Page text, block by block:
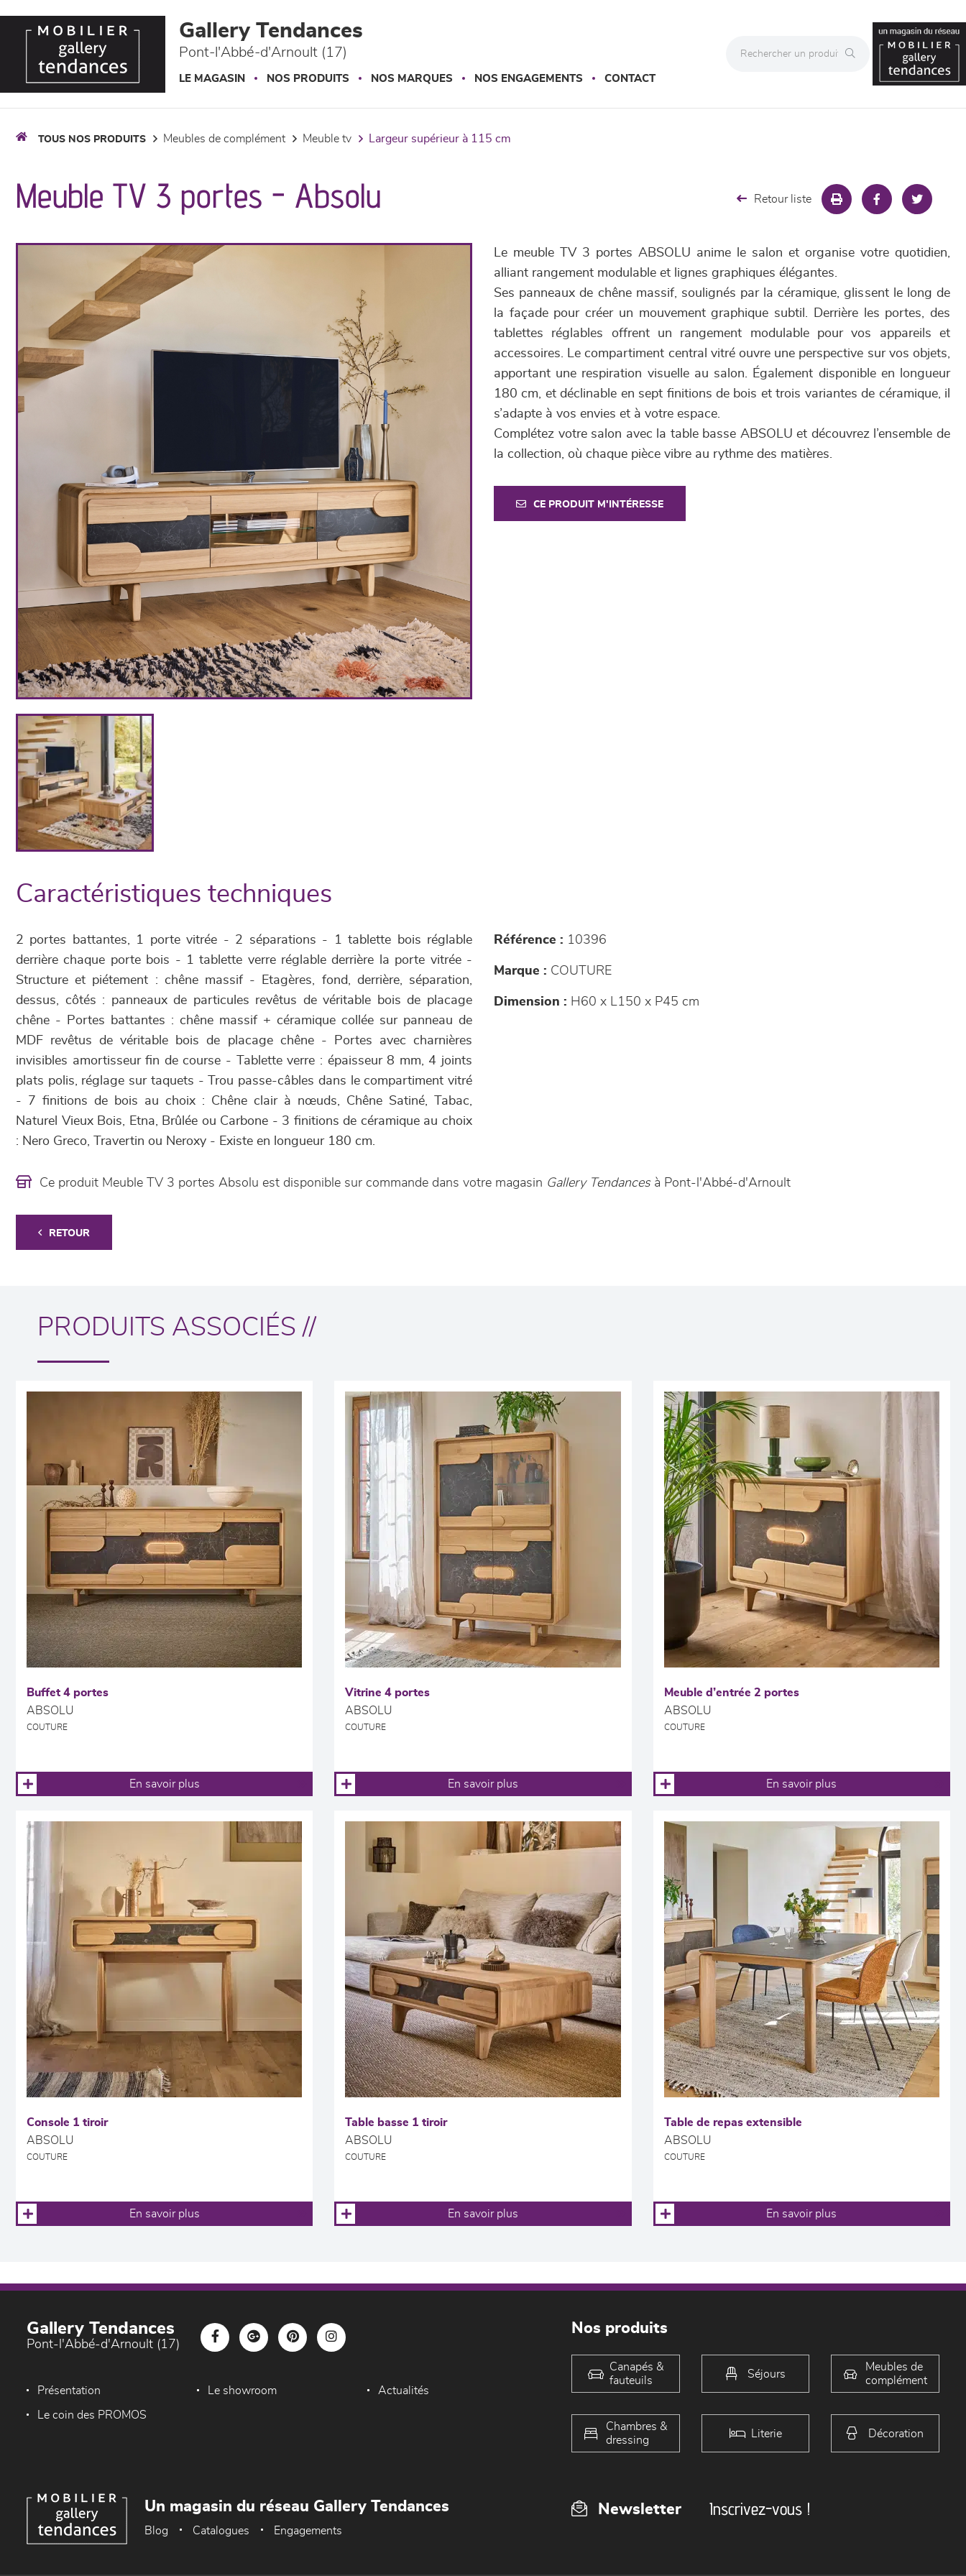
Gallery Tendances
Pont-l'Abbé-d'Arnoult (17)
LE MAGASIN NOS PRODUITS NOS MARQUES NOS ENGAGEMENTS CONTACT
TOUS NOS PRODUITS meubles de complément meuble tv largeur supérieur à 115 cm
Meuble TV 3 portes - Absolu Retour liste
Le meuble TV 3 portes ABSOLU anime le salon et organise votre quotidien,
alliant rangement modulable et lignes graphiques élégantes.
Ses panneaux de chêne massif, soulignés par la céramique, glissent le long de
la façade pour créer un mouvement graphique subtil. Derrière les portes, des
tablettes réglables offrent un rangement modulable pour vos appareils et
accessoires. Le compartiment central vitré ouvre une perspective sur vos objets,
apportant une respiration visuelle au salon. Également disponible en longueur
180 cm, et déclinable en sept finitions de bois et trois variantes de céramique, il
s’adapte à vos envies et à votre espace.
Complétez votre salon avec la table basse ABSOLU et découvrez l’ensemble de
la collection, où chaque pièce vibre au rythme des matières.
CE PRODUIT M'INTÉRESSE
Caractéristiques techniques
2 portes battantes, 1 porte vitrée - 2 séparations - 1 tablette bois réglable
derrière chaque porte bois - 1 tablette verre réglable derrière la porte vitrée -
Structure et piétement : chêne massif - Etagères, fond, derrière, séparation,
dessus, côtés : panneaux de particules revêtus de véritable bois de placage
chêne - Portes battantes : chêne massif + céramique collée sur panneau de
MDF revêtus de véritable bois de placage chêne - Portes avec charnières
invisibles amortisseur fin de course - Tablette verre : épaisseur 8 mm, 4 joints
plats polis, réglage sur taquets - Trou passe-câbles dans le compartiment vitré
- 7 finitions de bois au choix : Chêne clair à nœuds, Chêne Satiné, Tabac,
Naturel Vieux Bois, Etna, Brûlée ou Carbone - 3 finitions de céramique au choix
: Nero Greco, Travertin ou Neroxy - Existe en longueur 180 cm.
Référence : 10396
Marque : COUTURE
Dimension : H60 x L150 x P45 cm
Ce produit Meuble TV 3 portes Absolu est disponible sur commande dans votre magasin Gallery Tendancesà Pont-l'Abbé-d'Arnoult
RETOUR
PRODUITS ASSOCIÉS //
Buffet 4 portes
ABSOLU
COUTURE
En savoir plus
Vitrine 4 portes
ABSOLU
COUTURE
En savoir plus
Meuble d’entrée 2 portes
ABSOLU
COUTURE
En savoir plus
Console 1 tiroir
ABSOLU
COUTURE
En savoir plus
Table basse 1 tiroir
ABSOLU
COUTURE
En savoir plus
Table de repas extensible
ABSOLU
COUTURE
En savoir plus
Gallery Tendances
Pont-l'Abbé-d'Arnoult (17)
Présentation Le showroom Actualités
Le coin des PROMOS
Nos produits
Canapés &
fauteuils
Séjours
Meubles de
complément
Chambres &
dressing
Literie Décoration
Newsletter Inscrivez-vous !
Un magasin du réseau Gallery Tendances
Blog Catalogues Engagements